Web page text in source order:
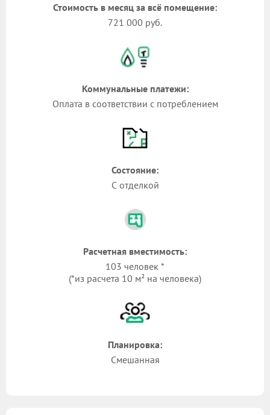
Стоимость в месяц за всё помещение:
721 000 руб.
Коммунальные платежи:
Оплата в соответствии с потреблением
Состояние:
С отделкой
Расчетная вместимость:
103 человек *
(*из расчета 10 м² на человека)
Планировка:
Смешанная